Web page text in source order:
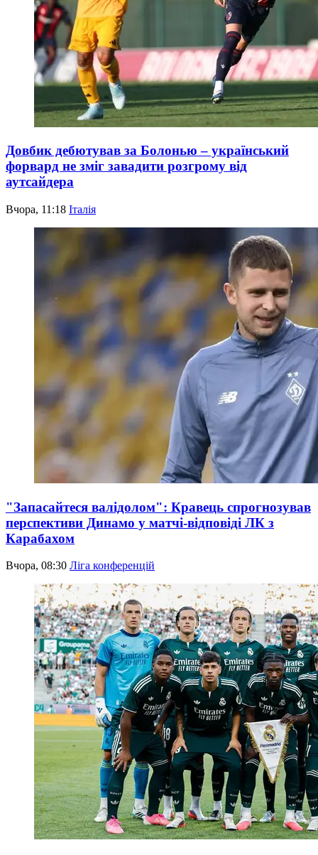
Довбик дебютував за Болонью – український
форвард не зміг завадити розгрому від
аутсайдера
Вчора, 11:18 Італія
"Запасайтеся валідолом": Кравець спрогнозував
перспективи Динамо у матчі-відповіді ЛК з
Карабахом
Вчора, 08:30 Ліга конференцій